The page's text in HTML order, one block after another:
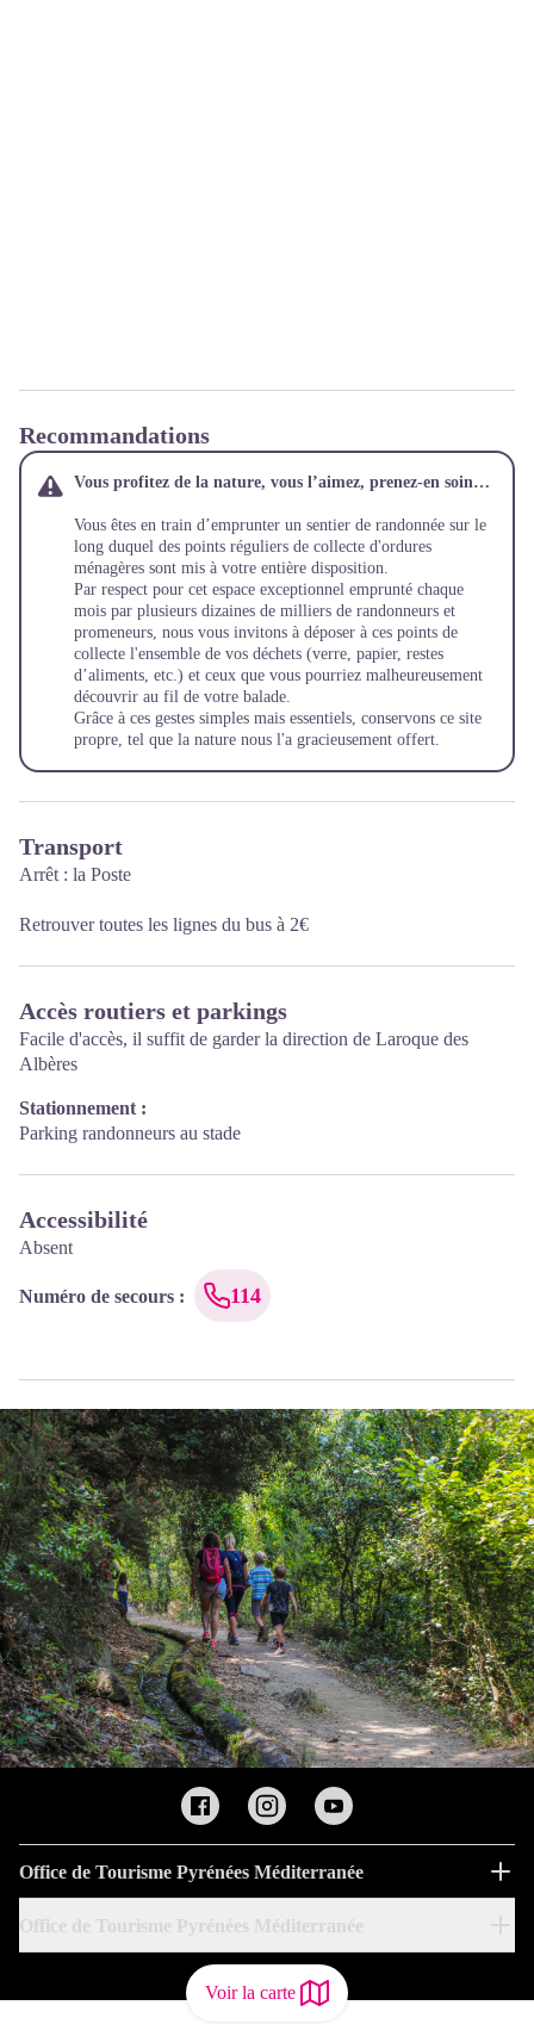
Voir la carte
Recommandations
Vous profitez de la nature, vous l’aimez, prenez-en soin…
Vous êtes en train d’emprunter un sentier de randonnée sur le
long duquel des points réguliers de collecte d'ordures
ménagères sont mis à votre entière disposition.
Par respect pour cet espace exceptionnel emprunté chaque
mois par plusieurs dizaines de milliers de randonneurs et
promeneurs, nous vous invitons à déposer à ces points de
collecte l'ensemble de vos déchets (verre, papier, restes
d’aliments, etc.) et ceux que vous pourriez malheureusement
découvrir au fil de votre balade.
Grâce à ces gestes simples mais essentiels, conservons ce site
propre, tel que la nature nous l'a gracieusement offert.
Transport
Arrêt : la Poste
Retrouver toutes les lignes du bus à 2€
Accès routiers et parkings
Facile d'accès, il suffit de garder la direction de Laroque des
Albères
Stationnement :
Parking randonneurs au stade
Accessibilité
Absent
Numéro de secours : 114
Office de Tourisme Pyrénées Méditerranée
Office de Tourisme Pyrénées Méditerranée